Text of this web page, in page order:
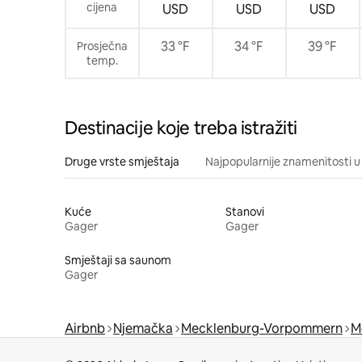
besplatni Wi-Fi, DG s klima uređajem
objekt ima dodatne troškove na licu
mjesta. Pročitajte kućni red u oglasu. Ako
imate pitanja, slobodno nam se obratite.
cijena
USD
USD
USD
Prosječna
temp.
33 °F 34 °F 39 °F
Destinacije koje treba istražiti
Druge vrste smještaja Najpopularnije znamenitosti
Kuće
Gager
Stanovi
Gager
Smještaji sa saunom
Gager
Airbnb Njemačka Mecklenburg-Vorpommern